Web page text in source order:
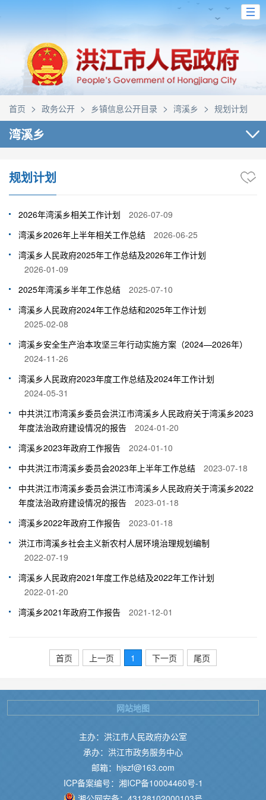
首页 > 政务公开 > 乡镇信息公开目录 > 湾溪乡 > 规划计划
湾溪乡
规划计划
2026年湾溪乡相关工作计划
2026-07-09
湾溪乡2026年上半年相关工作总结
2026-06-25
湾溪乡人民政府2025年工作总结及2026年工作计划
2026-01-09
2025年湾溪乡半年工作总结
2025-07-10
湾溪乡人民政府2024年工作总结和2025年工作计划
2025-02-08
湾溪乡安全生产治本攻坚三年行动实施方案（2024—2026年）
2024-11-26
湾溪乡人民政府2023年度工作总结及2024年工作计划
2024-05-31
中共洪江市湾溪乡委员会洪江市湾溪乡人民政府关于湾溪乡2023
年度法治政府建设情况的报告
2024-01-20
湾溪乡2023年政府工作报告
2024-01-10
中共洪江市湾溪乡委员会2023年上半年工作总结
2023-07-18
中共洪江市湾溪乡委员会洪江市湾溪乡人民政府关于湾溪乡2022
年度法治政府建设情况的报告
2023-01-18
湾溪乡2022年政府工作报告
2023-01-18
洪江市湾溪乡社会主义新农村人居环境治理规划编制
2022-07-19
湾溪乡人民政府2021年度工作总结及2022年工作计划
2022-01-20
湾溪乡2021年政府工作报告
2021-12-01
首页 上一页 1 下一页 尾页
主办：洪江市人民政府办公室
承办：洪江市政务服务中心
邮箱：hjszf@163.com
ICP备案编号：湘ICP备10004460号-1
网站地图